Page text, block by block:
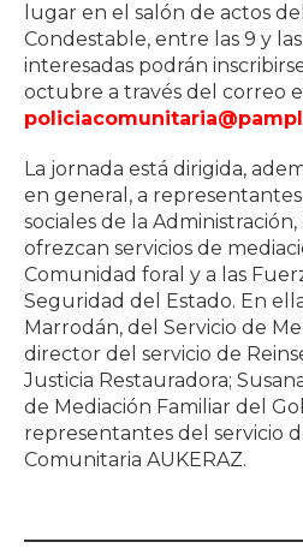
lugar en el salón de actos
Condestable, entre las 9 y las
interesadas podrán
octubre a través del correo
La jornada está dirigida,
en general, a representantes
sociales de la
ofrezcan servicios de
Comunidad foral y a las
Seguridad del Estado. En
Marrodán, del Servicio de
director del servicio de
Justicia Restauradora;
de Mediación Familiar del
representantes del servicio
Comunitaria AUKERAZ.